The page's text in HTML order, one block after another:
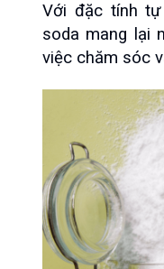
Với đặc tính tự
soda mang lại
việc chăm sóc